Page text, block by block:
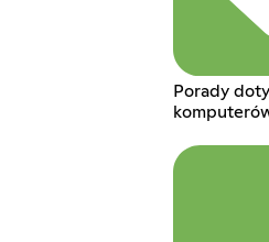
Porady